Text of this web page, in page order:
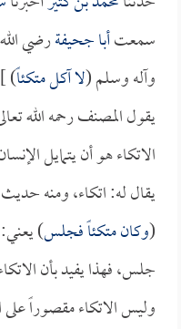
سمعتأبا جحيفةرضي
وآله وسلم (لا آكل متكئاً].
يقول المصنف رحمه الله
الاتكاء هو أن يتمايل
يقال له: اتكاء، ومنه
(وكان متكئاً فجلس)
جلس، فهذا يفيد بأن
وليس الاتكاء مقصوراً على